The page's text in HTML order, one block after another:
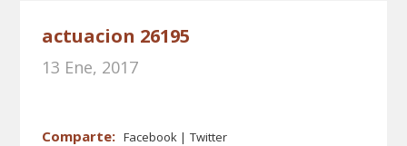
actuacion 26195
13 Ene, 2017
Facebook Twitter